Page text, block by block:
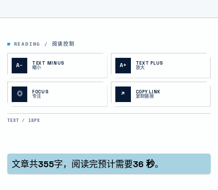
READING / 阅读控制
A− TEXT MINUS
缩小 A+ TEXT PLUS
放大
◎ FOCUS
专注 ↗ COPY LINK
复制链接
TEXT / 18PX
文章共355字，阅读完预计需要36 秒。